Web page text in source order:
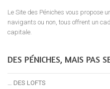
Le Site des Péniches vous propose
navigants ou non, tous offrent un
capitale.
DES PÉNICHES, MAIS PAS
… DES LOFTS